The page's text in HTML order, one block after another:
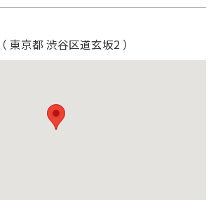
（ 東京都 渋谷区道玄坂2 ）